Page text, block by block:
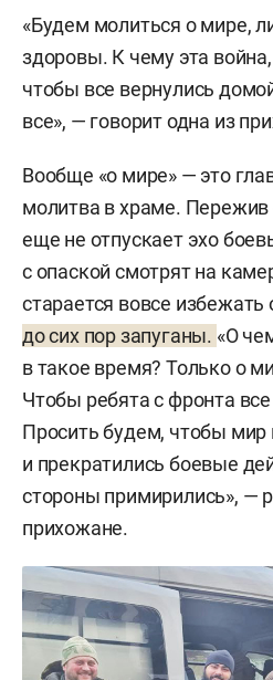
«Будем молиться о мире,
здоровы. К чему эта
чтобы все вернулись
все», — говорит одна из
Вообще «о мире» — это
молитва в храме.
еще не отпускает эхо
с опаской смотрят на
старается вовсе
до сих пор запуганы. «О
в такое время? Только о
Чтобы ребята с фронта
Просить будем, чтобы мир
и прекратились боевые
стороны примирились», —
прихожане.